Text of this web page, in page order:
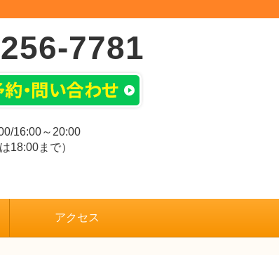
7781
16:00～20:00
18:00まで）
アクセス